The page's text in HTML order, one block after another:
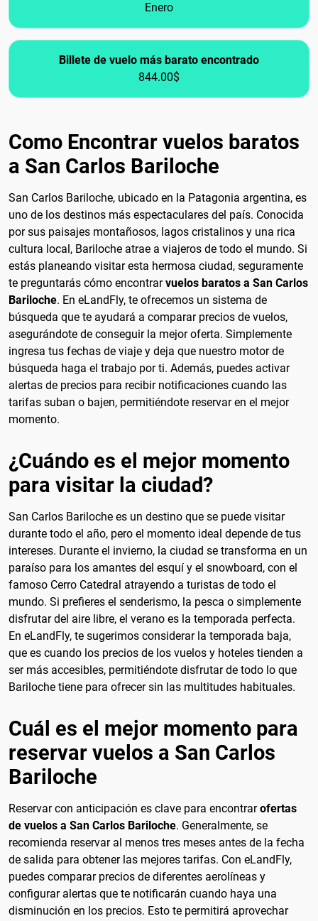
Enero
Billete de vuelo más barato encontrado
844.00$
Como Encontrar vuelos baratos
a San Carlos Bariloche
San Carlos Bariloche, ubicado en la Patagonia argentina, es
uno de los destinos más espectaculares del país. Conocida
por sus paisajes montañosos, lagos cristalinos y una rica
cultura local, Bariloche atrae a viajeros de todo el mundo. Si
estás planeando visitar esta hermosa ciudad, seguramente
te preguntarás cómo encontrarvuelos baratos a San Carlos
Bariloche. En eLandFly, te ofrecemos un sistema de
búsqueda que te ayudará a comparar precios de vuelos,
asegurándote de conseguir la mejor oferta. Simplemente
ingresa tus fechas de viaje y deja que nuestro motor de
búsqueda haga el trabajo por ti. Además, puedes activar
alertas de precios para recibir notificaciones cuando las
tarifas suban o bajen, permitiéndote reservar en el mejor
momento.
¿Cuándo es el mejor momento
para visitar la ciudad?
San Carlos Bariloche es un destino que se puede visitar
durante todo el año, pero el momento ideal depende de tus
intereses. Durante el invierno, la ciudad se transforma en un
paraíso para los amantes del esquí y el snowboard, con el
famoso Cerro Catedral atrayendo a turistas de todo el
mundo. Si prefieres el senderismo, la pesca o simplemente
disfrutar del aire libre, el verano es la temporada perfecta.
En eLandFly, te sugerimos considerar la temporada baja,
que es cuando los precios de los vuelos y hoteles tienden a
ser más accesibles, permitiéndote disfrutar de todo lo que
Bariloche tiene para ofrecer sin las multitudes habituales.
Cuál es el mejor momento para
reservar vuelos a San Carlos
Bariloche
Reservar con anticipación es clave para encontrarofertas
de vuelos a San Carlos Bariloche. Generalmente, se
recomienda reservar al menos tres meses antes de la fecha
de salida para obtener las mejores tarifas. Con eLandFly,
puedes comparar precios de diferentes aerolíneas y
configurar alertas que te notificarán cuando haya una
disminución en los precios. Esto te permitirá aprovechar